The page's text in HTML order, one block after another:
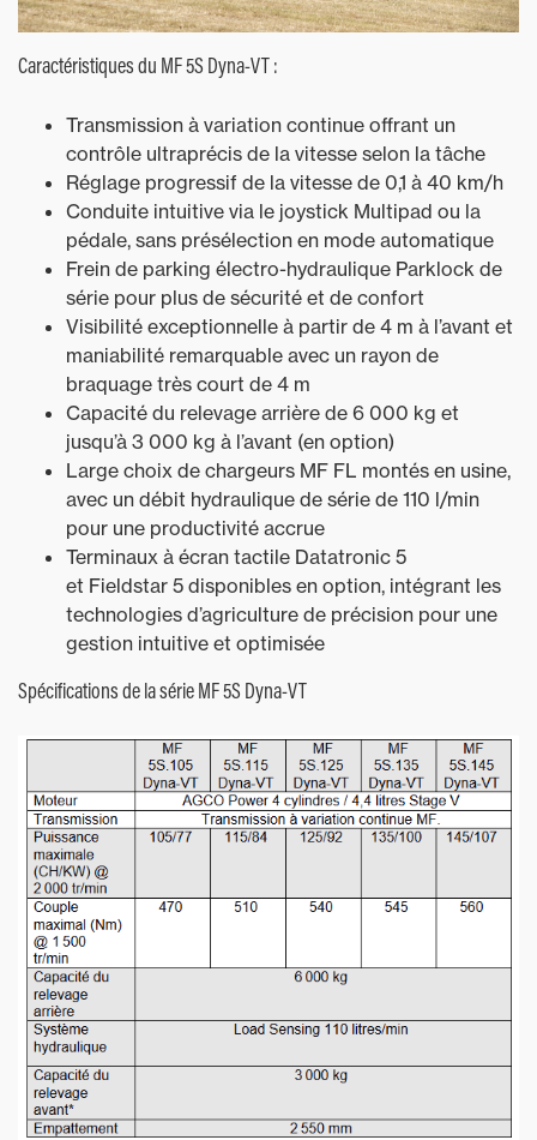
Caractéristiques du MF 5S Dyna-VT :
Transmission à variation continue offrant un
contrôle ultraprécis de la vitesse selon la tâche
Réglage progressif de la vitesse de 0,1 à 40 km/h
Conduite intuitive via le joystick Multipad ou la
pédale, sans présélection en mode automatique
Frein de parking électro-hydraulique Parklock de
série pour plus de sécurité et de confort
Visibilité exceptionnelle à partir de 4 m à l’avant et
maniabilité remarquable avec un rayon de
braquage très court de 4 m
Capacité du relevage arrière de 6 000 kg et
jusqu’à 3 000 kg à l’avant (en option)
Large choix de chargeurs MF FL montés en usine,
avec un débit hydraulique de série de 110 l/min
pour une productivité accrue
Terminaux à écran tactile Datatronic 5
et Fieldstar 5 disponibles en option, intégrant les
technologies d’agriculture de précision pour une
gestion intuitive et optimisée
Spécifications de la série MF 5S Dyna-VT